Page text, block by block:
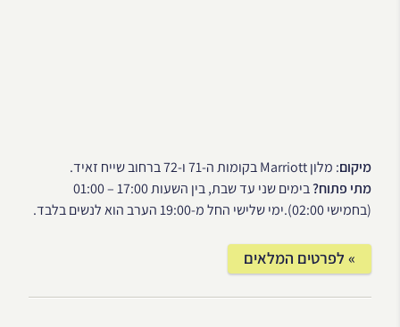
מיקום: מלון Marriott בקומות ה-71 ו-72 ברחוב שייח זאיד.
מתי פתוח?
בימים שני עד שבת, בין השעות 17:00 – 01:00
(בחמישי 02:00).ימי שלישי החל מ-19:00 הערב הוא לנשים בלבד.
» לפרטים המלאים